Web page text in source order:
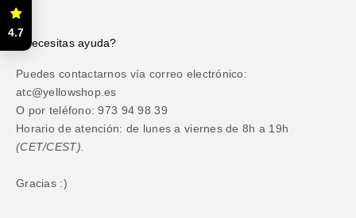
¿Necesitas ayuda?
Puedes contactarnos vía correo electrónico:
atc@yellowshop.es
O por teléfono: 973 94 98 39
Horario de atención: de lunes a viernes de 8h a 19h
(CET/CEST).
Gracias :)
4.7